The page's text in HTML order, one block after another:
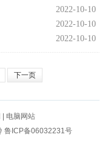
2022-10-10
2022-10-10
2022-10-10
下一页
电脑网站
鲁ICP备06032231号